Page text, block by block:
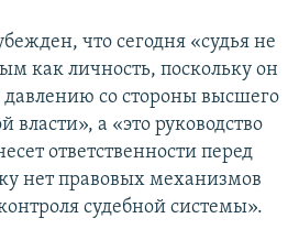
что сегодня «судья не
как личность, поскольку он
давлению со стороны высшего
власти», а «это руководство
ответственности перед
нет правовых механизмов
судебной системы».